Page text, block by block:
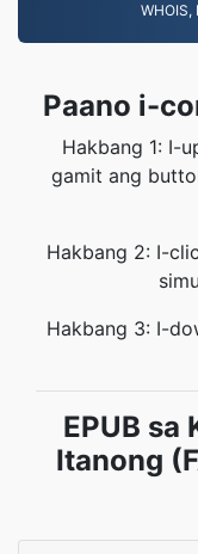
WHOIS,
Paano i-
Hakbang 1: I-
gamit ang
Hakbang 2: I-
Hakbang 3: I-
EPUB sa
Itanong